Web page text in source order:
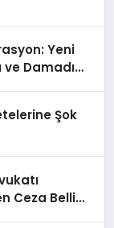
Yeni
ve Damadı
Şok
Ceza Belli